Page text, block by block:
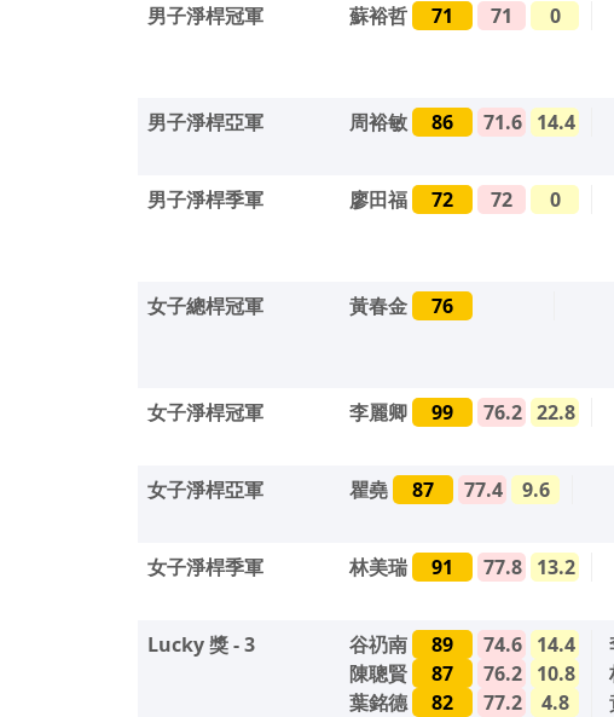
男子淨桿冠軍
蘇裕哲 71 71 0
男子淨桿亞軍
周裕敏 86 71.6 14.4
男子淨桿季軍
廖田福 72 72 0
女子總桿冠軍
黃春金 76
女子淨桿冠軍
李麗卿 99 76.2 22.8
女子淨桿亞軍
瞿堯 87 77.4 9.6
女子淨桿季軍
林美瑞 91 77.8 13.2
Lucky 獎 - 3
谷礽南 89 74.6 14.4
陳聰賢
87 76.2 10.8
葉銘德
82 77.2 4.8